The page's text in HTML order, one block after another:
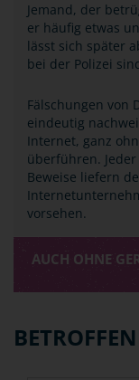
Jemand, der
er häufig etwas
lässt sich später
bei der Polizei
Fälschungen von
eindeutig
Internet, ganz
überführen.
Beweise liefern
vorsehen.
AUCH OHNE